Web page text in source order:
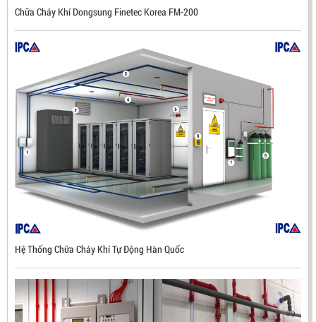
LIÊN HỆ
Mã sản phẩm: DX500
Chữa Cháy Khí Dongsung Finetec Korea FM-200
Hệ Thống Chữa Cháy Khí Tự Động Hàn Quốc